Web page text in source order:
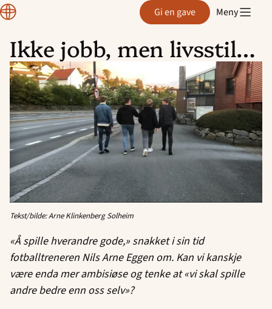
Hopp
til
innhold
Region
Rogaland Gi en gave Meny
Ikke jobb, men livsstil…
Tekst/bilde: Arne Klinkenberg Solheim
«Å spille hverandre gode,» snakket i sin tid
fotballtreneren Nils Arne Eggen om. Kan vi kanskje
være enda mer ambisiøse og tenke at «vi skal spille
andre bedre enn oss selv»?